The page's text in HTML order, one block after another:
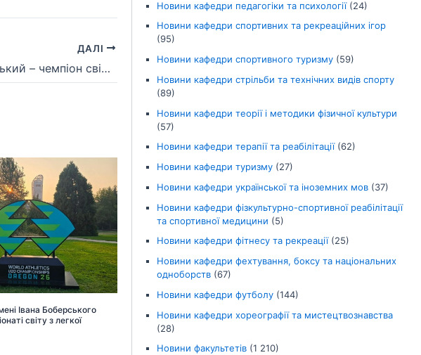
ДАЛІ
Владислав Медушевський – чемпіон світу серед юніорів зі стрільби кульової
Івана Боберського
світу з легкої
Новини кафедри педагогіки та психології(24)
Новини кафедри спортивних та рекреаційних ігор
(95)
Новини кафедри спортивного туризму(59)
Новини кафедри стрільби та технічних видів спорту
(89)
Новини кафедри теорії і методики фізичної культури
(57)
Новини кафедри терапії та реабілітації(62)
Новини кафедри туризму(27)
Новини кафедри української та іноземних мов(37)
Новини кафедри фізкультурно-спортивної реабілітації
та спортивної медицини (5)
Новини кафедри фітнесу та рекреації(25)
Новини кафедри фехтування, боксу та національних
одноборств(67)
Новини кафедри футболу(144)
Новини кафедри хореографії та мистецтвознавства
(28)
Новини факультетів(1 210)